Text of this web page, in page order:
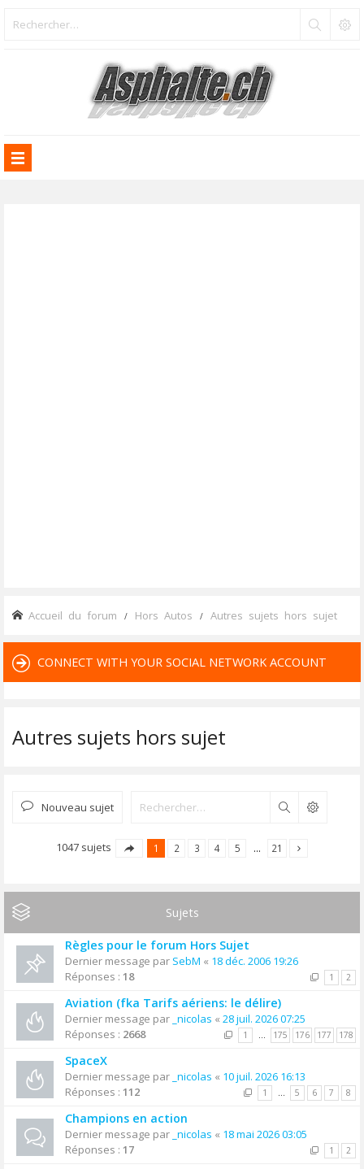
Accueil du forum Hors Autos Autres sujets hors sujet
CONNECT WITH YOUR SOCIAL NETWORK ACCOUNT
Autres sujets hors sujet
Nouveau sujet Rechercher
1047 sujets 1 2 3 4 5 … 21
Sujets
Règles pour le forum Hors Sujet
Dernier message par SebM « 18 déc. 2006 19:26
Réponses : 18 1 2
Aviation (fka Tarifs aériens: le délire)
Dernier message par _nicolas « 28 juil. 2026 07:25
Réponses : 2668 1 … 175 176 177 178
SpaceX
Dernier message par _nicolas « 10 juil. 2026 16:13
Réponses : 112 1 … 5 6 7 8
Champions en action
Dernier message par _nicolas « 18 mai 2026 03:05
Réponses : 17 1 2